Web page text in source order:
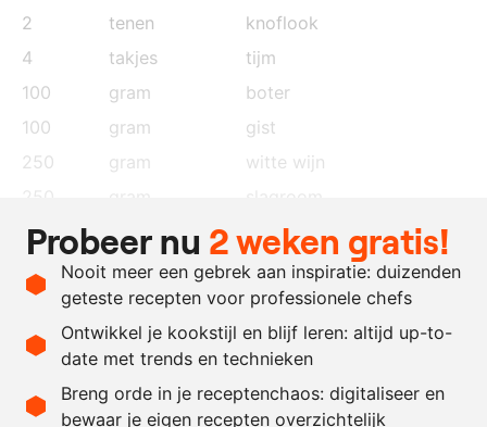
2
tenen
knoflook
4
takjes
tijm
100
gram
boter
100
gram
gist
250
gram
witte wijn
naar
behoefte
zout
naar
cabernet sauvignon azijn
Recept omrekenen
- +
Probeer nu 2 weken gratis!
Nooit meer een gebrek aan inspiratie: duizenden
geteste recepten voor professionele chefs
Ontwikkel je kookstijl en blijf leren: altijd up-to-
date met trends en technieken
Breng orde in je receptenchaos: digitaliseer en
bewaar je eigen recepten overzichtelijk